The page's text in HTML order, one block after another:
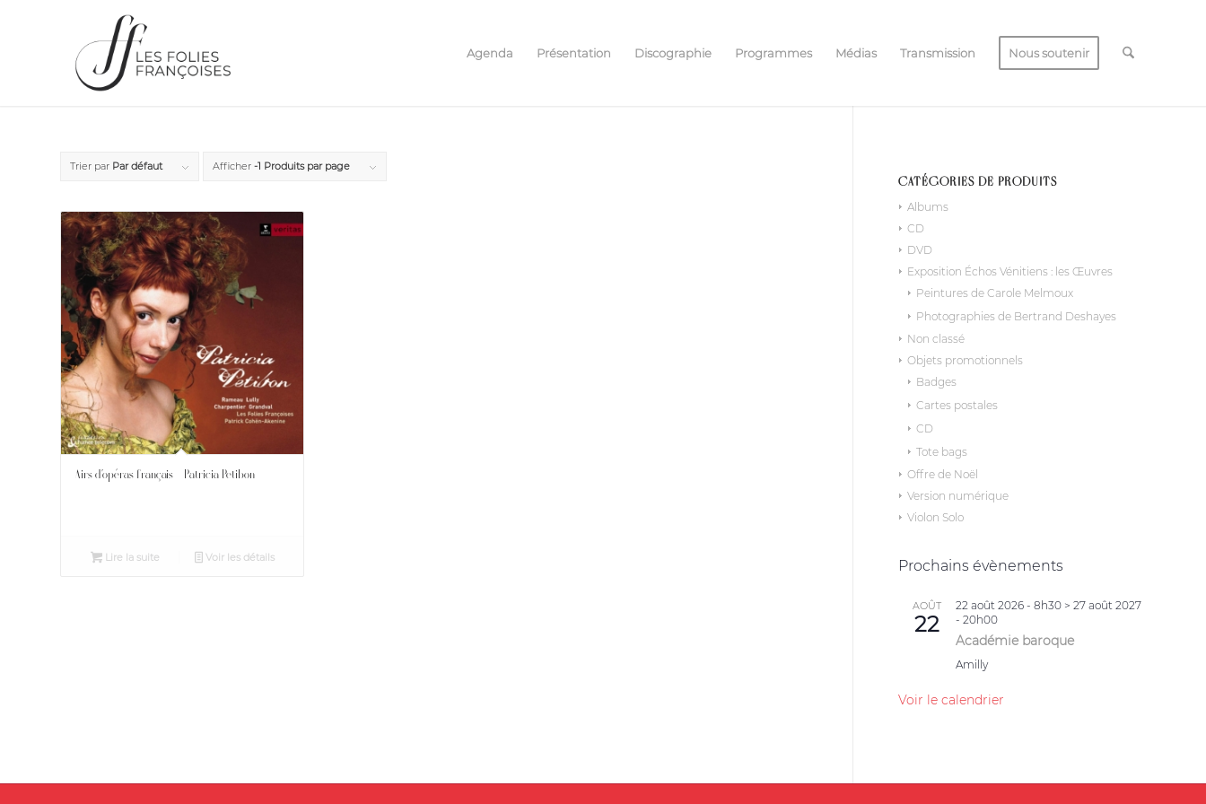
Agenda Présentation Discographie Programmes Médias Transmission Nous soutenir
Trier par Par défaut Afficher -1 Produits par page
Airs d’opéras français – Patricia Petibon
Lire la suite Voir les détails
CATÉGORIES DE PRODUITS
Albums
CD
DVD
Exposition Échos Vénitiens : les Œuvres
Peintures de Carole Melmoux
Photographies de Bertrand Deshayes
Non classé
Objets promotionnels
Badges
Cartes postales
CD
Tote bags
Offre de Noël
Version numérique
Violon Solo
Prochains évènements
AOÛT
22
22 août 2026 - 8h30 >27 août 2027
- 20h00
Académie baroque
Amilly
Voir le calendrier